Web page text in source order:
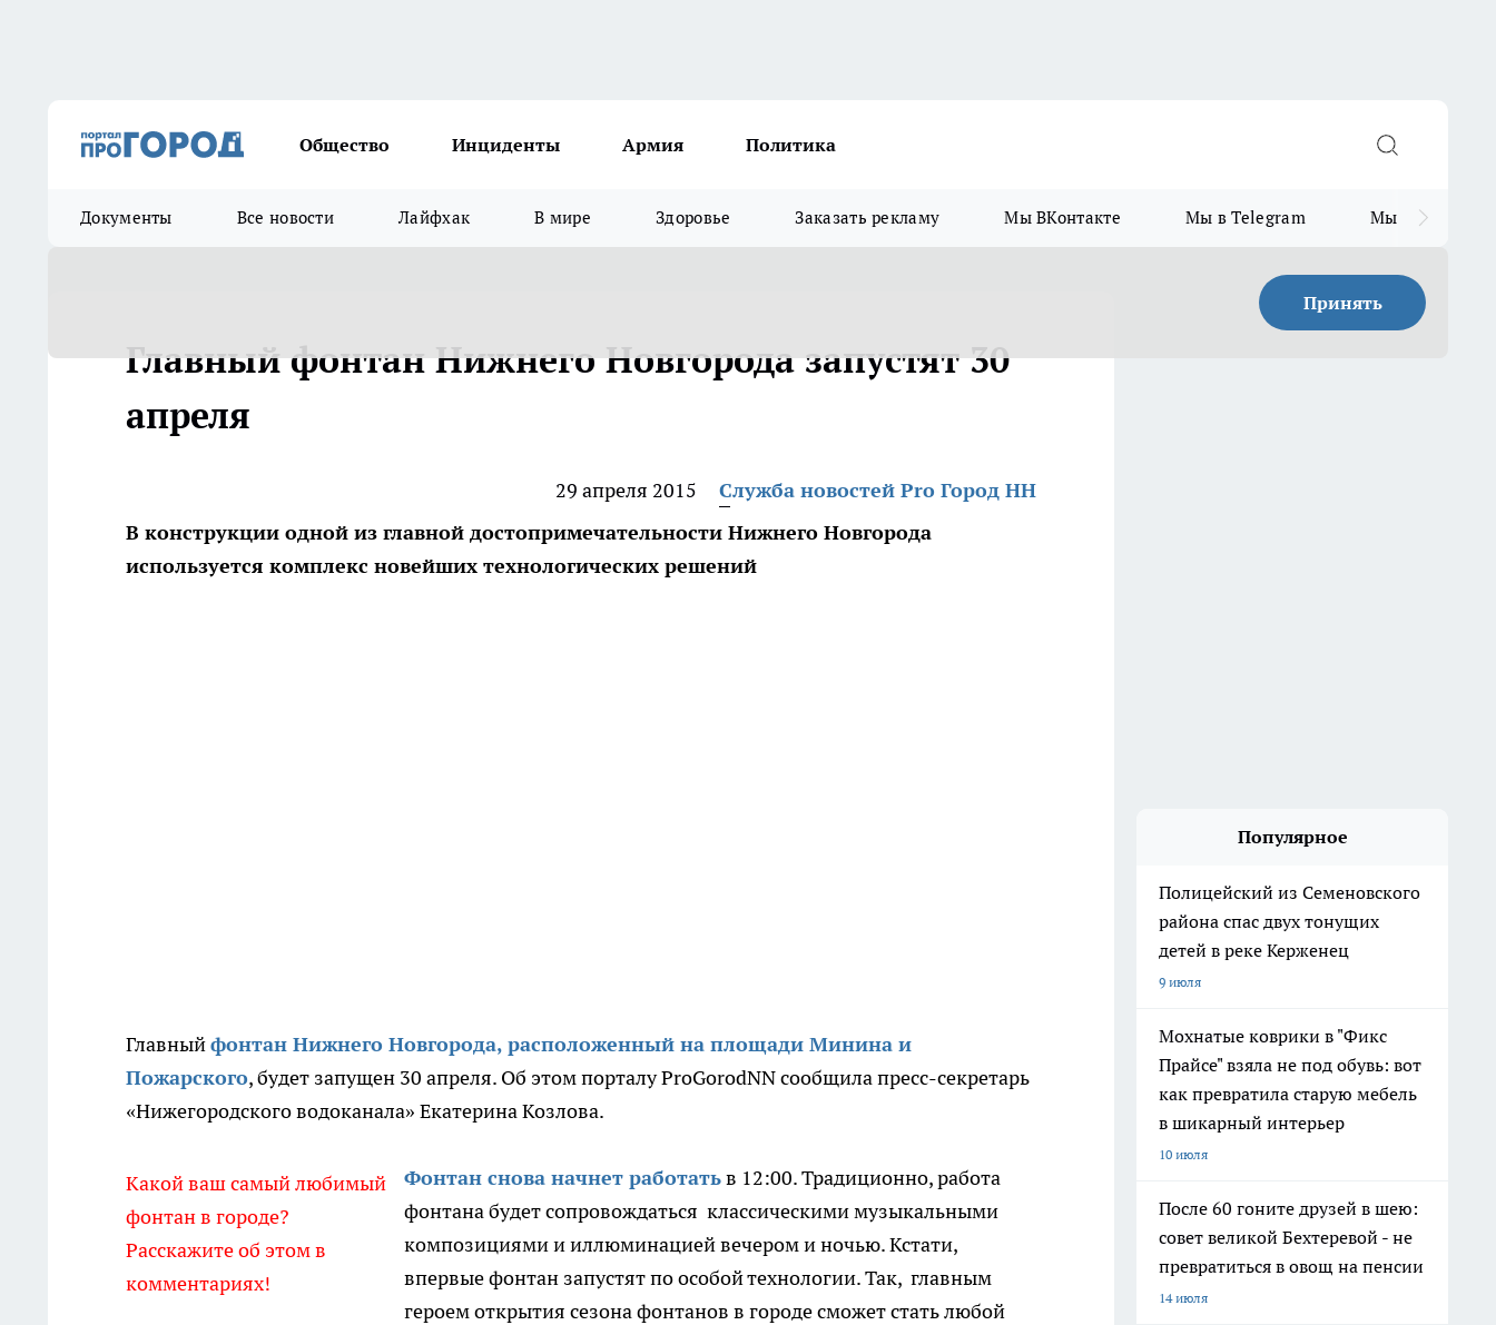
Общество Инциденты Армия Политика
Документы Все новости Лайфхак В мире Здоровье Заказать рекламу Мы ВКонтакте Мы в Telegram Мы в MAX
Принять
Главный фонтан Нижнего Новгорода запустят 30
апреля
29 апреля 2015
Служба новостей Pro Город НН
В конструкции одной из главной достопримечательности Нижнего Новгорода
используется комплекс новейших технологических решений
Главныйфонтан Нижнего Новгорода, расположенный на площади Минина и
Пожарского, будет запущен 30 апреля. Об этом порталу ProGorodNN cообщила пресс-секретарь
«Нижегородского водоканала» Екатерина Козлова.
Какой ваш самый любимый
фонтан в городе?
Расскажите об этом в
комментариях!
Фонтан снова начнет работатьв 12:00. Традиционно, работа
фонтана будет сопровождаться классическими музыкальными
композициями и иллюминацией вечером и ночью. Кстати,
впервые фонтан запустят по особой технологии. Так, главным
героем открытия сезона фонтанов в городе сможет стать любой
Популярное
Полицейский из Семеновского
района спас двух тонущих
детей в реке Керженец
9 июля
Мохнатые коврики в "Фикс
Прайсе" взяла не под обувь: вот
как превратила старую мебель
в шикарный интерьер
10 июля
После 60 гоните друзей в шею:
совет великой Бехтеревой - не
превратиться в овощ на пенсии
14 июля